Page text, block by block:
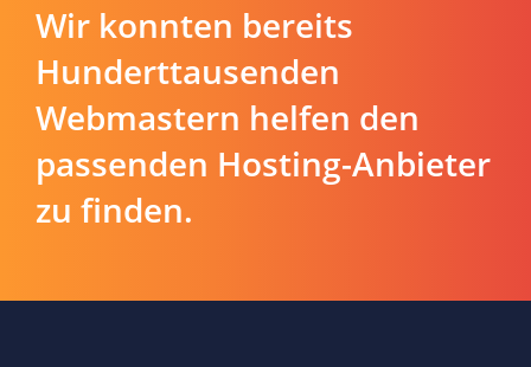
Wir konnten bereits
Hunderttausenden
Webmastern helfen den
passenden Hosting-Anbieter
zu finden.